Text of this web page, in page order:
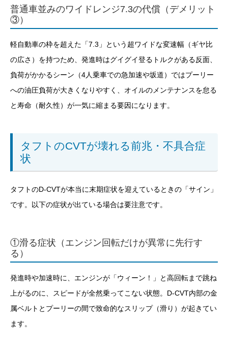
普通車並みのワイドレンジ7.3の代償（デメリット
③）
軽自動車の枠を超えた「7.3」という超ワイドな変速幅（ギヤ比
の広さ）を持つため、発進時はグイグイ登るトルクがある反面、
負荷がかかるシーン（4人乗車での急加速や坂道）ではプーリー
への油圧負荷が大きくなりやすく、オイルのメンテナンスを怠る
と寿命（耐久性）が一気に縮まる要因になります。
タフトのCVTが壊れる前兆・不具合症
状
タフトのD-CVTが本当に末期症状を迎えているときの「サイン」
です。以下の症状が出ている場合は要注意です。
①滑る症状（エンジン回転だけが異常に先行す
る）
発進時や加速時に、エンジンが「ウィーン！」と高回転まで跳ね
上がるのに、スピードが全然乗ってこない状態。D-CVT内部の金
属ベルトとプーリーの間で致命的なスリップ（滑り）が起きてい
ます。